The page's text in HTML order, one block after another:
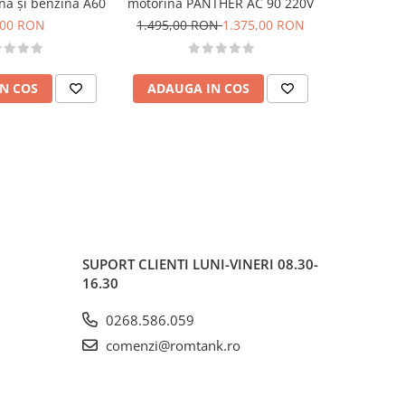
RON
COS
1.495,00 RON1.375,00 RON
ADAUGA IN COS
SUPORT CLIENTI LUNI-VINERI 08.30-
16.30
0268.586.059
comenzi@romtank.ro